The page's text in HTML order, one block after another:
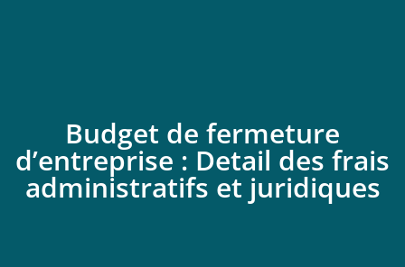
Budget de fermeture
d’entreprise : Detail des frais
administratifs et juridiques